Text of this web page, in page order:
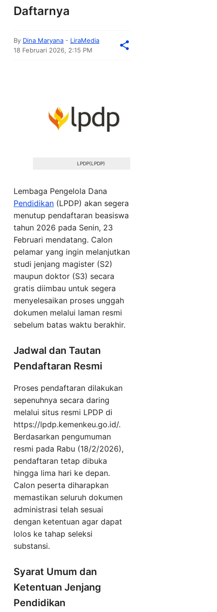
Daftarnya
By Dina Maryana - LiraMedia
18 Februari 2026, 2:15 PM
LPDP(LPDP)
Lembaga Pengelola Dana
Pendidikan (LPDP) akan segera
menutup pendaftaran beasiswa
tahun 2026 pada Senin, 23
Februari mendatang. Calon
pelamar yang ingin melanjutkan
studi jenjang magister (S2)
maupun doktor (S3) secara
gratis diimbau untuk segera
menyelesaikan proses unggah
dokumen melalui laman resmi
sebelum batas waktu berakhir.
Jadwal dan Tautan
Pendaftaran Resmi
Proses pendaftaran dilakukan
sepenuhnya secara daring
melalui situs resmi LPDP di
https://lpdp.kemenkeu.go.id/.
Berdasarkan pengumuman
resmi pada Rabu (18/2/2026),
pendaftaran tetap dibuka
hingga lima hari ke depan.
Calon peserta diharapkan
memastikan seluruh dokumen
administrasi telah sesuai
dengan ketentuan agar dapat
lolos ke tahap seleksi
substansi.
Syarat Umum dan
Ketentuan Jenjang
Pendidikan